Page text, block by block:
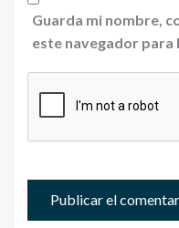
Guarda mi nombre,
este navegador para